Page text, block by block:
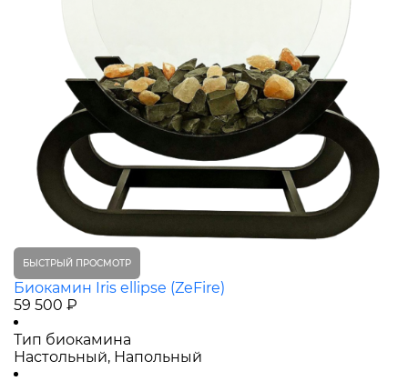
БЫСТРЫЙ ПРОСМОТР
Биокамин Iris ellipse (ZeFire)
59 500 ₽
Тип биокамина
Настольный, Напольный